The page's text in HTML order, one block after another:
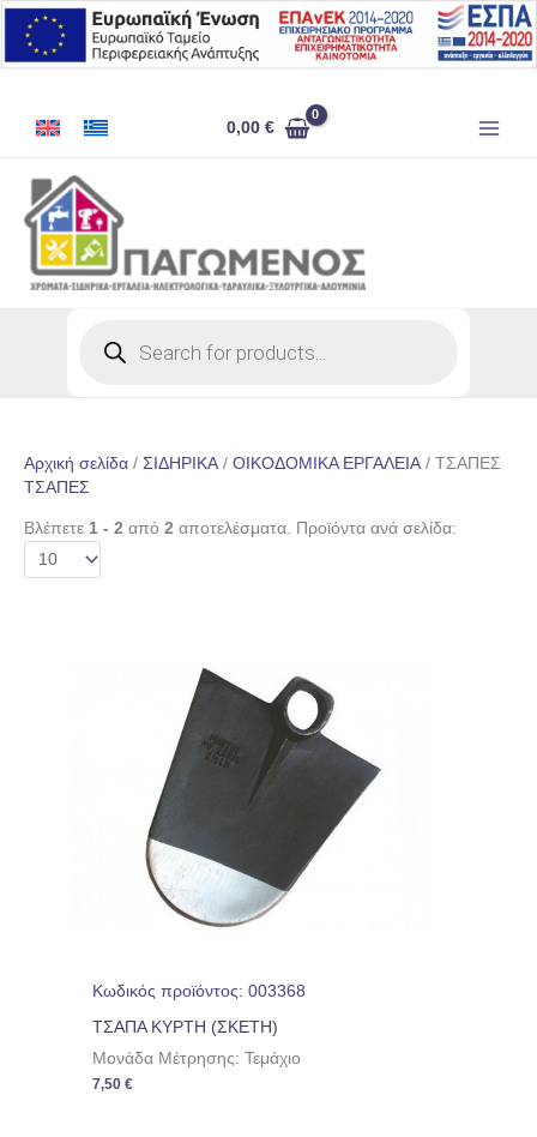
Μετάβαση
στο
περιεχόμενο
0,00€
Αρχική σελίδα / ΣΙΔΗΡΙΚΑ/ ΟΙΚΟΔΟΜΙΚΑ ΕΡΓΑΛΕΙΑ/ ΤΣΑΠΕΣ
ΤΣΑΠΕΣ
Βλέπετε 1 - 2 από 2 αποτελέσματα. Προϊόντα ανά σελίδα:
Κωδικός προϊόντος: 003368
ΤΣΑΠΑ ΚΥΡΤΗ (ΣΚΕΤΗ)
Μονάδα Μέτρησης: Τεμάχιο
7,50€